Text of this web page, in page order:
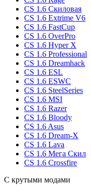
CS 1.6 Скиловая
CS 1.6 Extrime V6
CS 1.6 FastCup
CS 1.6 OverPro
CS 1.6 Hyper X
CS 1.6 Professional
CS 1.6 Dreamhack
CS 1.6 ESL
CS 1.6 ESWC
CS 1.6 SteelSeries
CS 1.6 MSI
CS 1.6 Razer
CS 1.6 Bloody
CS 1.6 Asus
CS 1.6 Dream-X
CS 1.6 Lava
CS 1.6 Мега Скил
CS 1.6 Crossfire
С крутыми модами